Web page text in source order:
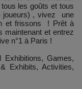
les goûts et tous
joueurs) , vivez une
et frissons ! Prêt à
et entrez
n°1 à Paris !
Exhibitions, Games,
Exhibits, Activities,